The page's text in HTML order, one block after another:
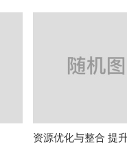
资源优化与整合 提